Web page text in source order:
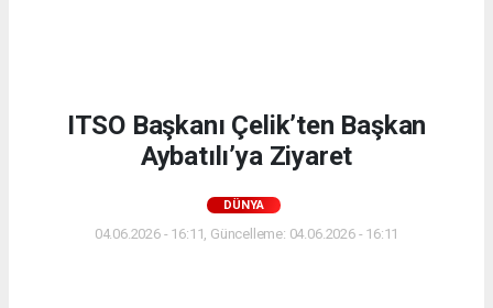
ITSO Başkanı Çelik’ten Başkan
Aybatılı’ya Ziyaret
DÜNYA
04.06.2026 - 16:11, Güncelleme: 04.06.2026 - 16:11